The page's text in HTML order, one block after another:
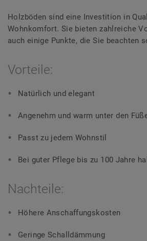
Holzböden sind eine Investition in
Wohnkomfort. Sie bieten zahlreiche
auch einige Punkte, die Sie beachten
Vorteile:
Natürlich und elegant
Angenehm und warm unter den
Passt zu jedem Wohnstil
Bei guter Pflege bis zu 100 Jahre
Nachteile:
Höhere Anschaffungskosten
Geringe Schalldämmung